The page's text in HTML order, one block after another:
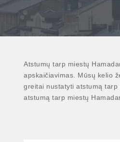
Atstumų tarp miestų
apskaičiavimas. Mūsų kelio
greitai nustatyti atstumą tarp
atstumą tarp miestų